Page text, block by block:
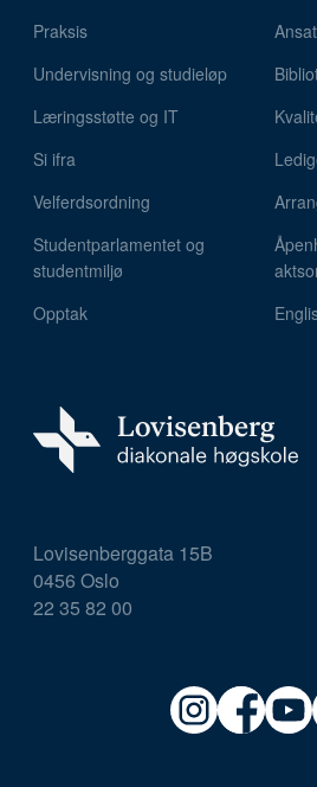
Praksis
Undervisning og studieløp
Læringsstøtte og IT
Si ifra
Velferdsordning
Studentparlamentet og
studentmiljø
Opptak
Lovisenberggata 15B
0456 Oslo
22 35 82 00